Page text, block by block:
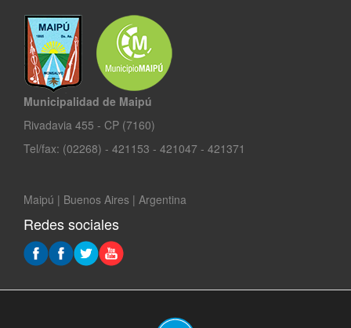
Municipalidad de Maipú
Rivadavia 455 - CP (7160)
Tel/fax: (02268) - 421153 - 421047 - 421371
Maipú | Buenos Aires | Argentina
Redes sociales